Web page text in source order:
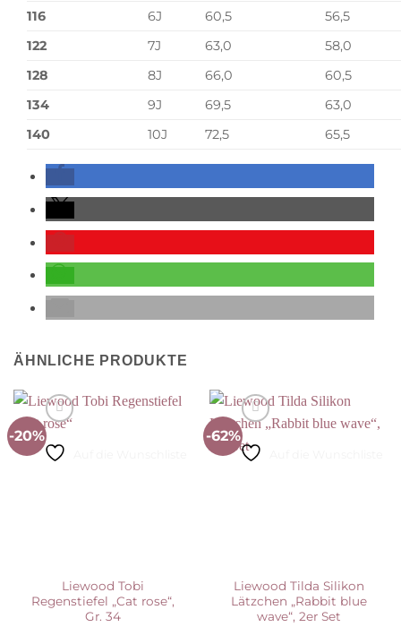
116
6J 60,5
56,5
122
7J 63,0
58,0
128
8J 66,0
60,5
134
9J 69,5
63,0
140
10J 72,5 65,5
ÄHNLICHE PRODUKTE
-20%
Liewood Tobi
Regenstiefel „Cat rose“,
Gr. 34
-62%
Liewood Tilda Silikon
Lätzchen „Rabbit blue
wave“, 2er Set